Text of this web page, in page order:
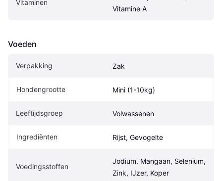
Vitaminen
Vitamine A
Voeden
Verpakking Zak
Hondengrootte Mini (1-10kg)
Leeftijdsgroep Volwassenen
Ingrediënten Rijst, Gevogelte
Voedingsstoffen
Jodium, Mangaan, Selenium,
Zink, IJzer, Koper